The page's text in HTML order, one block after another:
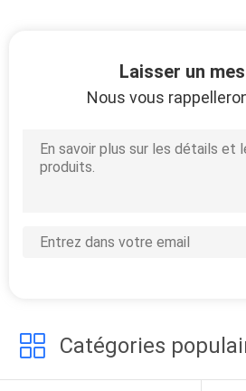
Laisser un
Nous vous
Catégories